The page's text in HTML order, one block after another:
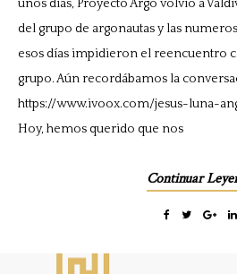
unos días, Proyecto Argo volvió a
del grupo de argonautas y las
esos días impidieron el reencuentro
grupo. Aún recordábamos la
https://www.ivoox.com/jesus-luna-
Hoy, hemos querido que nos
Continuar